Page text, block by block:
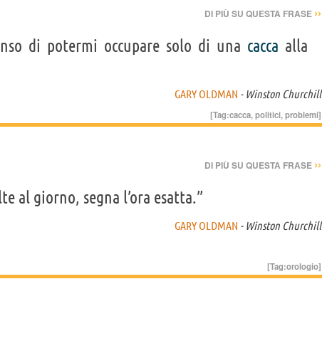
Mike Firth, David Gambier, Shane Griffin, Cris Haris, Michael
Mayger, Robert McLanachan, Andy Mihalache, Johnny Mindlin, Perry J.
Lewis Reynolds, Nig Richards, James Thomas Scott, Nick Simons,
DI PIÙ SU QUESTA FRASE ››
di potermi occupare solo di una cacca alla
GARY OLDMAN - Winston Churchill
[Tag:cacca,politici,problemi]
DI PIÙ SU QUESTA FRASE ››
al giorno, segna l’ora esatta.”
GARY OLDMAN - Winston Churchill
[Tag:orologio]